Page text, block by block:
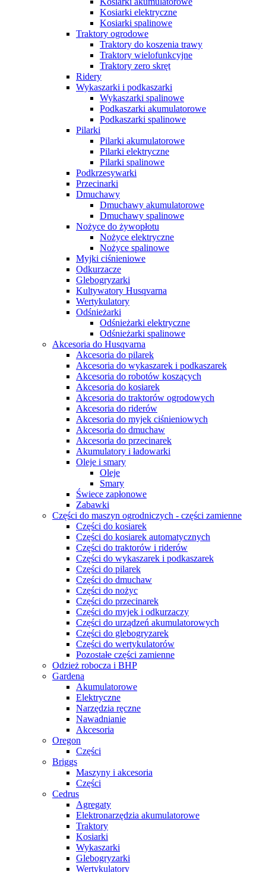
Kosiarki elektryczne
Kosiarki spalinowe
Traktory ogrodowe
Traktory do koszenia trawy
Traktory wielofunkcyjne
Traktory zero skręt
Ridery
Wykaszarki i podkaszarki
Wykaszarki spalinowe
Podkaszarki akumulatorowe
Podkaszarki spalinowe
Pilarki
Pilarki akumulatorowe
Pilarki elektryczne
Pilarki spalinowe
Podkrzesywarki
Przecinarki
Dmuchawy
Dmuchawy akumulatorowe
Dmuchawy spalinowe
Nożyce do żywopłotu
Nożyce elektryczne
Nożyce spalinowe
Myjki ciśnieniowe
Odkurzacze
Glebogryzarki
Kultywatory Husqvarna
Wertykulatory
Odśnieżarki
Odśnieżarki elektryczne
Odśnieżarki spalinowe
Akcesoria do Husqvarna
Akcesoria do pilarek
Akcesoria do wykaszarek i podkaszarek
Akcesoria do robotów koszących
Akcesoria do kosiarek
Akcesoria do traktorów ogrodowych
Akcesoria do riderów
Akcesoria do myjek ciśnieniowych
Akcesoria do dmuchaw
Akcesoria do przecinarek
Akumulatory i ładowarki
Oleje i smary
Oleje
Smary
Świece zapłonowe
Zabawki
Części do maszyn ogrodniczych - części zamienne
Części do kosiarek
Części do kosiarek automatycznych
Części do traktorów i riderów
Części do wykaszarek i podkaszarek
Części do pilarek
Części do dmuchaw
Części do nożyc
Części do przecinarek
Części do myjek i odkurzaczy
Części do urządzeń akumulatorowych
Części do glebogryzarek
Części do wertykulatorów
Pozostałe części zamienne
Odzież robocza i BHP
Gardena
Akumulatorowe
Elektryczne
Narzędzia ręczne
Nawadnianie
Akcesoria
Oregon
Części
Briggs
Maszyny i akcesoria
Części
Cedrus
Agregaty
Elektronarzędzia akumulatorowe
Traktory
Kosiarki
Wykaszarki
Glebogryzarki
Wertykulatory